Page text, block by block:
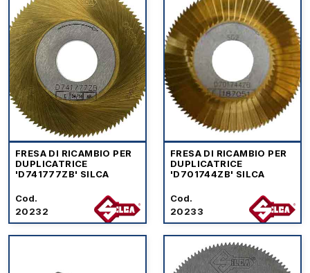
FRESA DI RICAMBIO PER
DUPLICATRICE
'D741777ZB' SILCA
Cod.
20232
FRESA DI RICAMBIO PER
DUPLICATRICE
'D701744ZB' SILCA
Cod.
20233